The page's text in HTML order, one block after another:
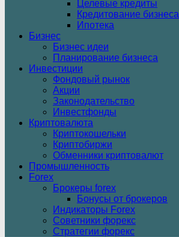
Целевые кредиты
Кредитование бизнеса
Ипотека
Бизнес
Бизнес идеи
Планирование бизнеса
Инвестиции
Фондовый рынок
Акции
Законодательство
Инвестфонды
Криптовалюта
Криптокошельки
Криптобиржи
Обменники криптовалют
Промышленность
Forex
Брокеры forex
Бонусы от брокеров
Индикаторы Forex
Советники форекс
Стратегии форекс